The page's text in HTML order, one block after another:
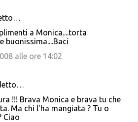
a Monica....torta
buonissima....Baci
alle ore 14:02
!!! Brava Monica e brava tu che
Ma chi l'ha mangiata ? Tu o
Ciao